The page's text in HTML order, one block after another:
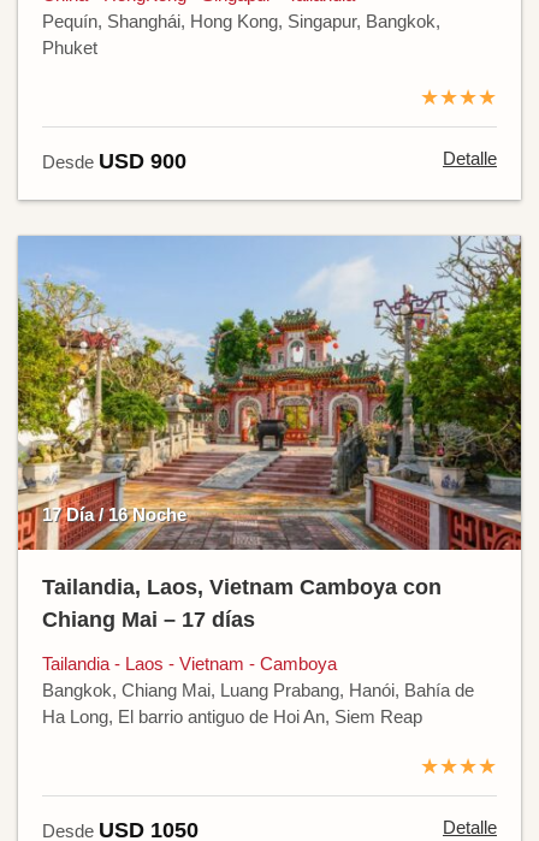
Pequín, Shanghái, Hong Kong, Singapur, Bangkok,
Phuket
★★★★
Desde USD 900 Detalle
17 Día / 16 Noche
Tailandia, Laos, Vietnam Camboya con
Chiang Mai – 17 días
Tailandia - Laos - Vietnam - Camboya
Bangkok, Chiang Mai, Luang Prabang, Hanói, Bahía de
Ha Long, El barrio antiguo de Hoi An, Siem Reap
★★★★
Desde USD 1050 Detalle